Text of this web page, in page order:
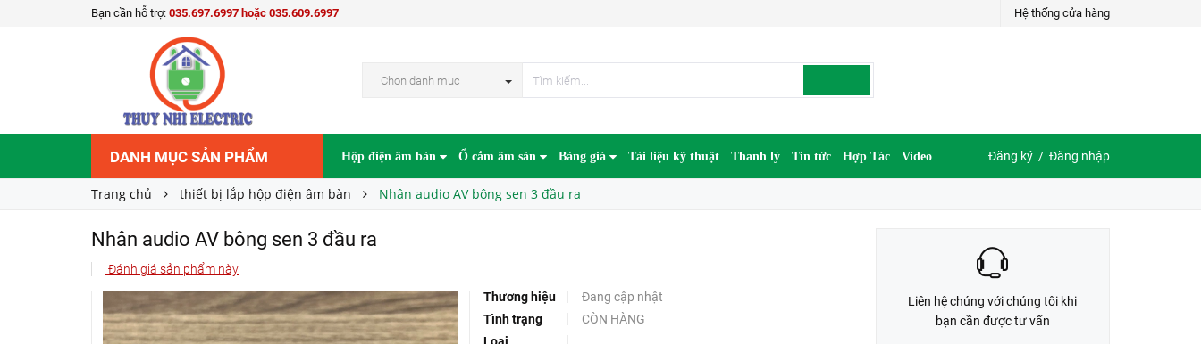
Bạn cần hỗ trợ: 035.697.6997 hoặc 035.609.6997 Hệ thống cửa hàng
Chọn danh mục
DANH MỤC SẢN PHẨM Hộp điện âm bàn Ổ cắm âm sàn Bảng giá Tài liệu kỹ thuật Thanh lý Tin tức Hợp Tác Video Đăng ký / Đăng nhập
Trang chủ thiết bị lắp hộp điện âm bàn Nhân audio AV bông sen 3 đầu ra
Nhân audio AV bông sen 3 đầu ra
Đánh giá sản phẩm này
Thương hiệu
Đang cập nhật
Tình trạng
CÒN HÀNG
Nhân audio AV bông sen 3 đầu ra
Giá bán: 75.000₫
LIÊN HỆ ĐẶT HÀNG
Liên hệ chúng với chúng tôi khi
bạn cần được tư vấn